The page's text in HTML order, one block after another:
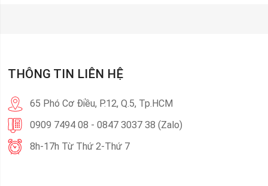
THÔNG TIN LIÊN HỆ
65 Phó Cơ Điều, P.12, Q.5, Tp.HCM
0909 7494 08 - 0847 3037 38 (Zalo)
8h-17h Từ Thứ 2-Thứ 7